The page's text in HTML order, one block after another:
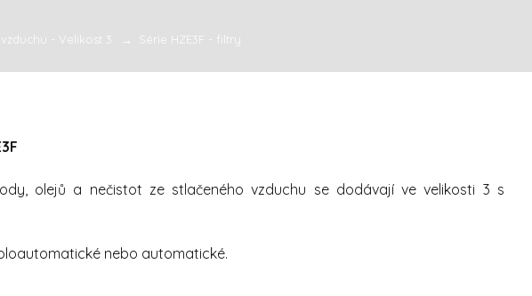
- Velikost 3 Série HZE3F - filtry
olejů a nečistot ze stlačeného vzduchu se dodávají ve velikosti 3 s
nebo automatické.